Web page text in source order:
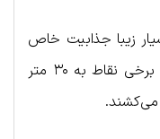
زیبا جذابیت خاص
خود را دارد. راهروهای ۵۰ متری که در برخی نقاط به ۳۰ متر
می‌کشند.